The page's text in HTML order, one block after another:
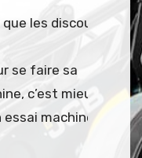
les discours
se faire sa
c’est mieux !
machine